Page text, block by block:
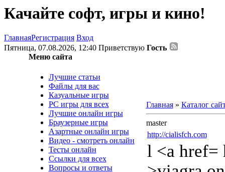
Качайте софт, игры и кино!
ГлавнаяРегистрация Вход
Пятница, 07.08.2026, 12:40 Приветствую Гость
Меню сайта
Лучшие статьи
Файлы для вас
Казуальные игры
PC игры для всех
Лучшие онлайн игры
Браузерные игры
Азартные онлайн игры
Видео - смотреть онлайн
Тесты онлайн
Ссылки для всех
Вопросы и ответы
Главная» Каталог
master
http://cialisfch.com
l <a href=